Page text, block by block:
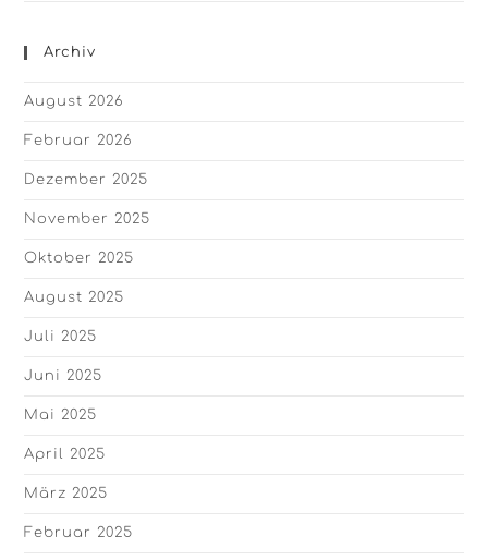
Archiv
August 2026
Februar 2026
Dezember 2025
November 2025
Oktober 2025
August 2025
Juli 2025
Juni 2025
Mai 2025
April 2025
März 2025
Februar 2025